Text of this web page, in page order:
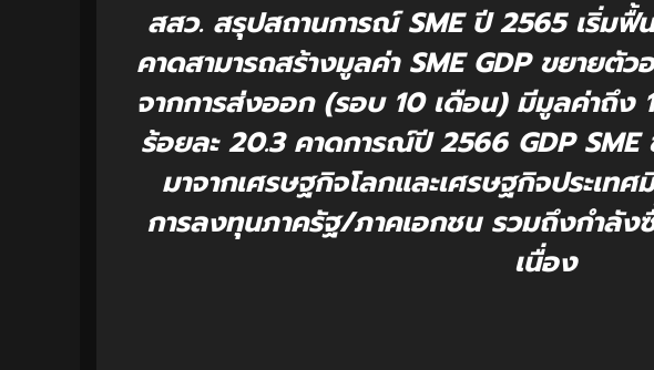
สสว. สรุปสถานการณ์ SME ปี 2565 เริ่มฟื้
คาดสามารถสร้างมูลค่า SME GDP ขยายตั
จากการส่งออก (รอบ 10 เดือน) มีมูลค่าถึง
ร้อยละ 20.3 คาดการณ์ปี 2566 GDP
มาจากเศรษฐกิจโลกและเศรษฐกิจประเทศ
การลงทุนภาครัฐ/ภาคเอกชน รวมถึงกำลั
เนื่อง